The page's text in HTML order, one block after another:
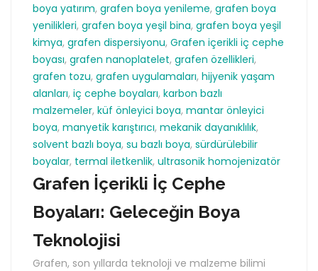
boya yatırım, grafen boya yenileme, grafen boya
yenilikleri, grafen boya yeşil bina, grafen boya yeşil
kimya, grafen dispersiyonu, Grafen içerikli iç cephe
boyası, grafen nanoplatelet, grafen özellikleri,
grafen tozu, grafen uygulamaları, hijyenik yaşam
alanları, iç cephe boyaları, karbon bazlı
malzemeler, küf önleyici boya, mantar önleyici
boya, manyetik karıştırıcı, mekanik dayanıklılık,
solvent bazlı boya, su bazlı boya, sürdürülebilir
boyalar, termal iletkenlik, ultrasonik homojenizatör
Grafen İçerikli İç Cephe
Boyaları: Geleceğin Boya
Teknolojisi
Grafen, son yıllarda teknoloji ve malzeme bilimi